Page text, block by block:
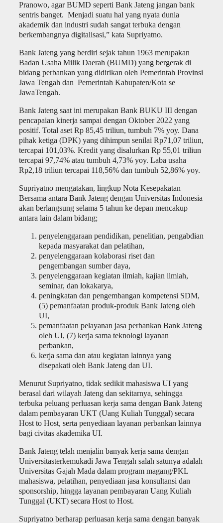
Pranowo, agar BUMD seperti Bank Jateng jangan bank
sentris banget. Menjadi suatu hal yang nyata dunia
akademik dan industri sudah sangat terbuka dengan
berkembangnya digitalisasi,” kata Supriyatno.
Bank Jateng yang berdiri sejak tahun 1963 merupakan
Badan Usaha Milik Daerah (BUMD) yang bergerak di
bidang perbankan yang didirikan oleh Pemerintah Provinsi
Jawa Tengah dan Pemerintah Kabupaten/Kota se
JawaTengah.
Bank Jateng saat ini merupakan Bank BUKU III dengan
pencapaian kinerja sampai dengan Oktober 2022 yang
positif. Total aset Rp 85,45 triliun, tumbuh 7% yoy. Dana
pihak ketiga (DPK) yang dihimpun senilai Rp71,07 triliun,
tercapai 101,03%. Kredit yang disalurkan Rp 55,01 triliun
tercapai 97,74% atau tumbuh 4,73% yoy. Laba usaha
Rp2,18 triliun tercapai 118,56% dan tumbuh 52,86% yoy.
Supriyatno mengatakan, lingkup Nota Kesepakatan
Bersama antara Bank Jateng dengan Universitas Indonesia
akan berlangsung selama 5 tahun ke depan mencakup
antara lain dalam bidang;
penyelenggaraan pendidikan, penelitian, pengabdian
kepada masyarakat dan pelatihan,
penyelenggaraan kolaborasi riset dan
pengembangan sumber daya,
penyelenggaraan kegiatan ilmiah, kajian ilmiah,
seminar, dan lokakarya,
peningkatan dan pengembangan kompetensi SDM,
(5) pemanfaatan produk-produk Bank Jateng oleh
UI,
pemanfaatan pelayanan jasa perbankan Bank Jateng
oleh UI, (7) kerja sama teknologi layanan
perbankan,
kerja sama dan atau kegiatan lainnya yang
disepakati oleh Bank Jateng dan UI.
Menurut Supriyatno, tidak sedikit mahasiswa UI yang
berasal dari wilayah Jateng dan sekitarnya, sehingga
terbuka peluang perluasan kerja sama dengan Bank Jateng
dalam pembayaran UKT (Uang Kuliah Tunggal) secara
Host to Host, serta penyediaan layanan perbankan lainnya
bagi civitas akademika UI.
Bank Jateng telah menjalin banyak kerja sama dengan
Universitasterkemukadi Jawa Tengah salah satunya adalah
Universitas Gajah Mada dalam program magang/PKL
mahasiswa, pelatihan, penyediaan jasa konsultansi dan
sponsorship, hingga layanan pembayaran Uang Kuliah
Tunggal (UKT) secara Host to Host.
Supriyatno berharap perluasan kerja sama dengan banyak